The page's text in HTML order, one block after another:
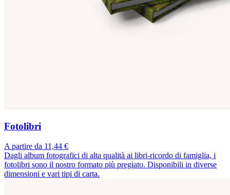
Fotolibri
A partire da 11,44 €
Dagli album fotografici di alta qualità ai libri-ricordo di famiglia, i
fotolibri sono il nostro formato più pregiato. Disponibili in diverse
dimensioni e vari tipi di carta.